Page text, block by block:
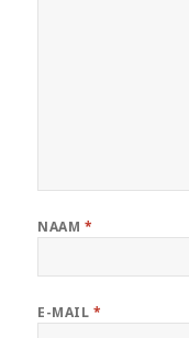
NAAM *
E-MAIL *